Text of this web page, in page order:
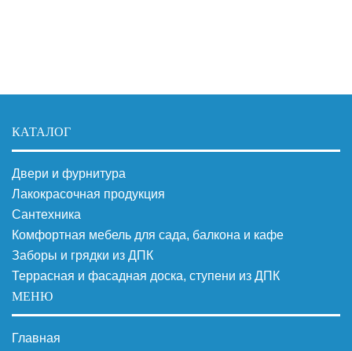
КАТАЛОГ
Двери и фурнитура
Лакокрасочная продукция
Сантехника
Комфортная мебель для сада, балкона и кафе
Заборы и грядки из ДПК
Террасная и фасадная доска, ступени из ДПК
МЕНЮ
Главная